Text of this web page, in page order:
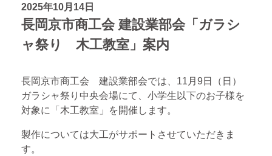
2025年10月14日
長岡京市商工会 建設業部会「ガラシ
ャ祭り 木工教室」案内
長岡京市商工会 建設業部会では、11月9日（日）
ガラシャ祭り中央会場にて、小学生以下のお子様を
対象に「木工教室」を開催します。
製作については大工がサポートさせていただきま
す。